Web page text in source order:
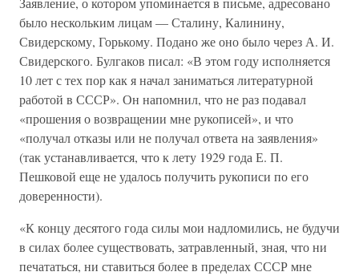
было нескольким лицам — Сталину, Калинину,
Свидерскому, Горькому. Подано же оно было через А. И.
Свидерского. Булгаков писал: «В этом году исполняется
10 лет с тех пор как я начал заниматься литературной
работой в СССР». Он напомнил, что не раз подавал
«прошения о возвращении мне рукописей», и что
«получал отказы или не получал ответа на заявления»
(так устанавливается, что к лету 1929 года Е. П.
Пешковой еще не удалось получить рукописи по его
доверенности).
«К концу десятого года силы мои надломились, не будучи
в силах более существовать, затравленный, зная, что ни
печататься, ни ставиться более в пределах СССР мне